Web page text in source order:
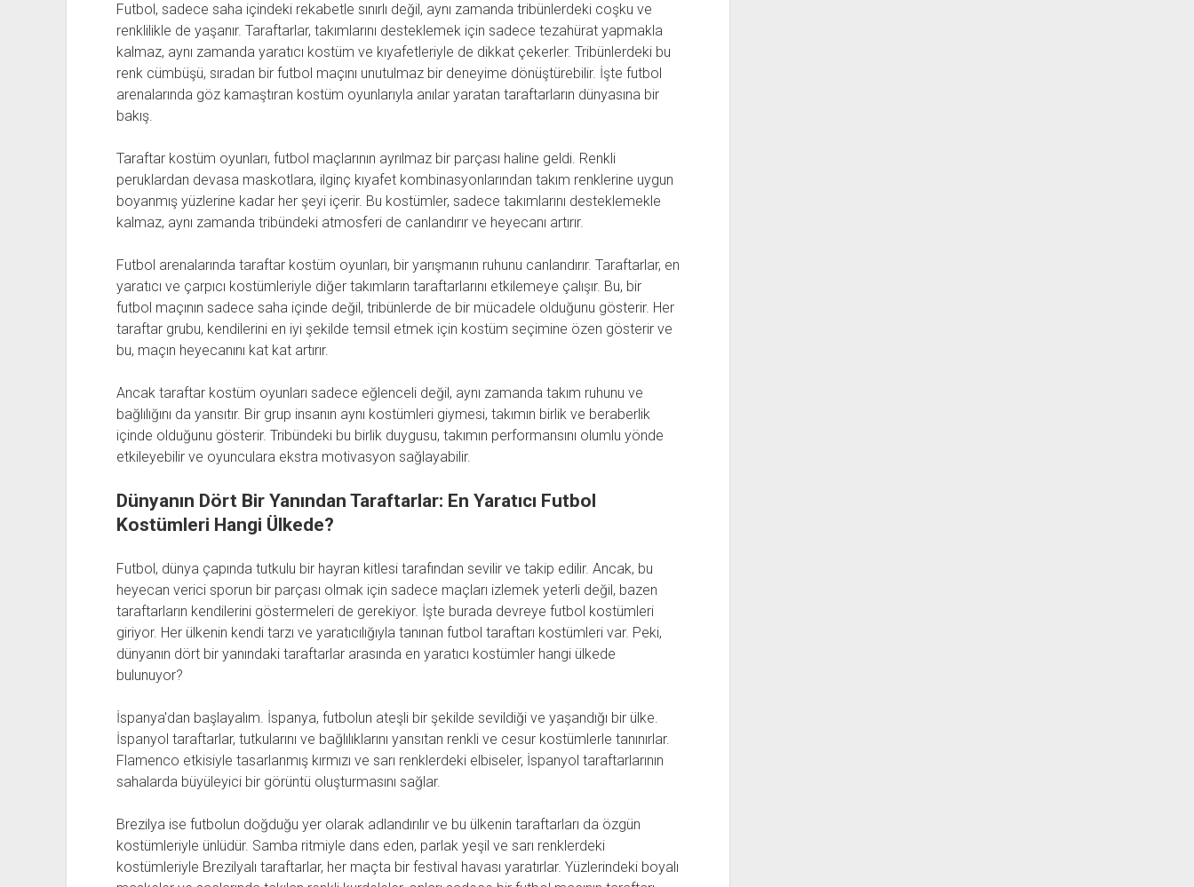
Futbol, sadece saha içindeki rekabetle sınırlı değil, aynı zamanda tribünlerdeki coşku ve
renklilikle de yaşanır. Taraftarlar, takımlarını desteklemek için sadece tezahürat yapmakla
kalmaz, aynı zamanda yaratıcı kostüm ve kıyafetleriyle de dikkat çekerler. Tribünlerdeki bu
renk cümbüşü, sıradan bir futbol maçını unutulmaz bir deneyime dönüştürebilir. İşte futbol
arenalarında göz kamaştıran kostüm oyunlarıyla anılar yaratan taraftarların dünyasına bir
bakış.
Taraftar kostüm oyunları, futbol maçlarının ayrılmaz bir parçası haline geldi. Renkli
peruklardan devasa maskotlara, ilginç kıyafet kombinasyonlarından takım renklerine uygun
boyanmış yüzlerine kadar her şeyi içerir. Bu kostümler, sadece takımlarını desteklemekle
kalmaz, aynı zamanda tribündeki atmosferi de canlandırır ve heyecanı artırır.
Futbol arenalarında taraftar kostüm oyunları, bir yarışmanın ruhunu canlandırır. Taraftarlar, en
yaratıcı ve çarpıcı kostümleriyle diğer takımların taraftarlarını etkilemeye çalışır. Bu, bir
futbol maçının sadece saha içinde değil, tribünlerde de bir mücadele olduğunu gösterir. Her
taraftar grubu, kendilerini en iyi şekilde temsil etmek için kostüm seçimine özen gösterir ve
bu, maçın heyecanını kat kat artırır.
Ancak taraftar kostüm oyunları sadece eğlenceli değil, aynı zamanda takım ruhunu ve
bağlılığını da yansıtır. Bir grup insanın aynı kostümleri giymesi, takımın birlik ve beraberlik
içinde olduğunu gösterir. Tribündeki bu birlik duygusu, takımın performansını olumlu yönde
etkileyebilir ve oyunculara ekstra motivasyon sağlayabilir.
Dünyanın Dört Bir Yanından Taraftarlar: En Yaratıcı Futbol
Kostümleri Hangi Ülkede?
Futbol, dünya çapında tutkulu bir hayran kitlesi tarafından sevilir ve takip edilir. Ancak, bu
heyecan verici sporun bir parçası olmak için sadece maçları izlemek yeterli değil, bazen
taraftarların kendilerini göstermeleri de gerekiyor. İşte burada devreye futbol kostümleri
giriyor. Her ülkenin kendi tarzı ve yaratıcılığıyla tanınan futbol taraftarı kostümleri var. Peki,
dünyanın dört bir yanındaki taraftarlar arasında en yaratıcı kostümler hangi ülkede
bulunuyor?
İspanya'dan başlayalım. İspanya, futbolun ateşli bir şekilde sevildiği ve yaşandığı bir ülke.
İspanyol taraftarlar, tutkularını ve bağlılıklarını yansıtan renkli ve cesur kostümlerle tanınırlar.
Flamenco etkisiyle tasarlanmış kırmızı ve sarı renklerdeki elbiseler, İspanyol taraftarlarının
sahalarda büyüleyici bir görüntü oluşturmasını sağlar.
Brezilya ise futbolun doğduğu yer olarak adlandırılır ve bu ülkenin taraftarları da özgün
kostümleriyle ünlüdür. Samba ritmiyle dans eden, parlak yeşil ve sarı renklerdeki
kostümleriyle Brezilyalı taraftarlar, her maçta bir festival havası yaratırlar. Yüzlerindeki boyalı